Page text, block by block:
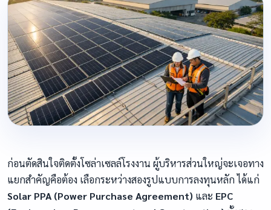
ก่อนตัดสินใจติดตั้งโซล่าเซลล์โรงงาน ผู้บริหารส่วนใหญ่จะเจอทาง
แยกสำคัญคือต้อง เลือกระหว่างสองรูปแบบการลงทุนหลัก ได้แก่
Solar PPA (Power Purchase Agreement) และ EPC